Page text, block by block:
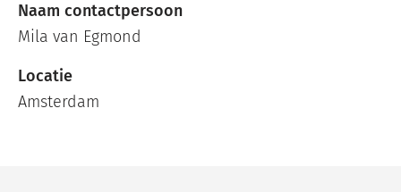
Naam contactpersoon
Mila van Egmond
Locatie
Amsterdam